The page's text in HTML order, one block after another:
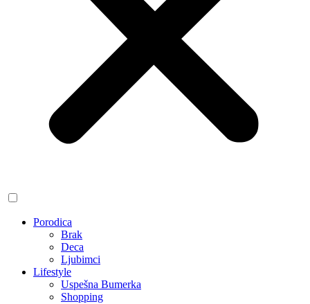
Porodica
Brak
Deca
Ljubimci
Lifestyle
Uspešna Bumerka
Shopping